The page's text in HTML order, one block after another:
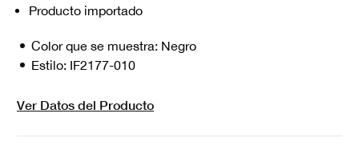
Producto importado
Color que se muestra: Negro
Estilo: IF2177-010
Ver Datos del Producto